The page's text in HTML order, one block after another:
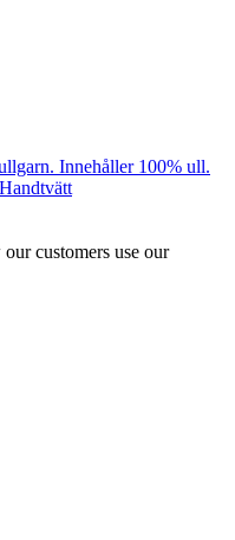
Innehåller 100% ull.
customers use our